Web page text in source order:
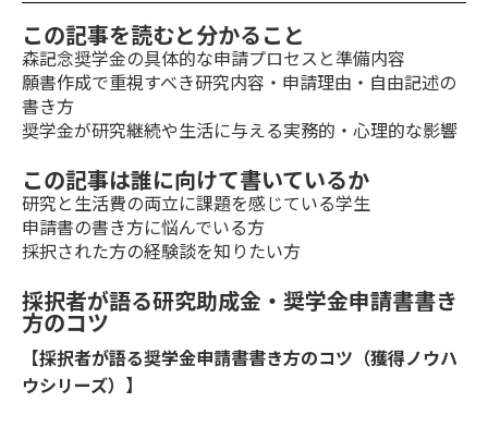
この記事を読むと分かること
森記念奨学金の具体的な申請プロセスと準備内容
願書作成で重視すべき研究内容・申請理由・自由記述の
書き方
奨学金が研究継続や生活に与える実務的・心理的な影響
この記事は誰に向けて書いているか
研究と生活費の両立に課題を感じている学生
申請書の書き方に悩んでいる方
採択された方の経験談を知りたい方
採択者が語る研究助成金・奨学金申請書書き
方のコツ
【採択者が語る奨学金申請書書き方のコツ（獲得ノウハ
ウシリーズ）】